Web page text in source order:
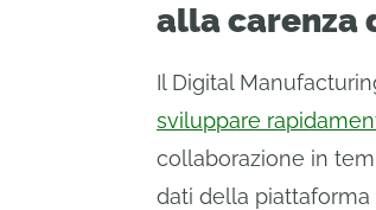
alla carenza
Il Digital
sviluppare
collaborazione in
dati della